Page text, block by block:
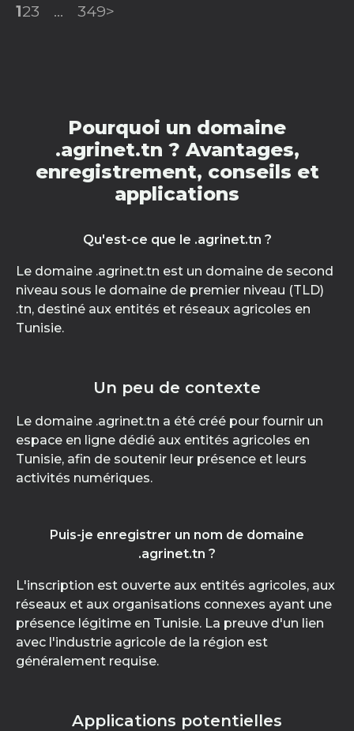
123 ... 349>
Pourquoi un domaine
.agrinet.tn ? Avantages,
enregistrement, conseils et
applications
Qu'est-ce que le .agrinet.tn ?
Le domaine .agrinet.tn est un domaine de second
niveau sous le domaine de premier niveau (TLD)
.tn, destiné aux entités et réseaux agricoles en
Tunisie.
Un peu de contexte
Le domaine .agrinet.tn a été créé pour fournir un
espace en ligne dédié aux entités agricoles en
Tunisie, afin de soutenir leur présence et leurs
activités numériques.
Puis-je enregistrer un nom de domaine
.agrinet.tn ?
L'inscription est ouverte aux entités agricoles, aux
réseaux et aux organisations connexes ayant une
présence légitime en Tunisie. La preuve d'un lien
avec l'industrie agricole de la région est
généralement requise.
Applications potentielles